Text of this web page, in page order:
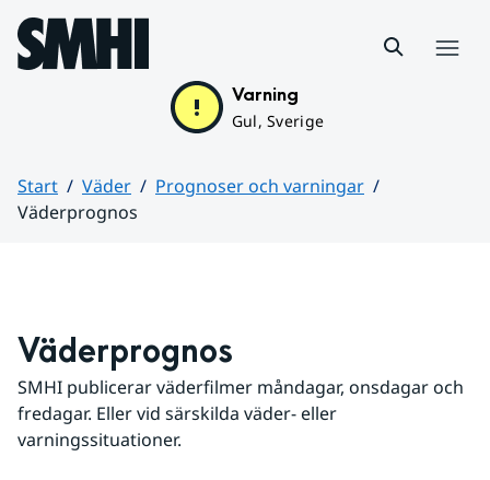
Hoppa till sidans innehåll
Varning
Gul, Sverige
Start Väder
Prognoser och varningar
Väderprognos
Väderprognos
SMHI publicerar väderfilmer måndagar, onsdagar och
fredagar. Eller vid särskilda väder- eller
varningssituationer.